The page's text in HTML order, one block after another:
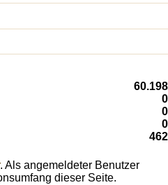
60.198
0
0
0
462
. Als angemeldeter Benutzer
dieser Seite.